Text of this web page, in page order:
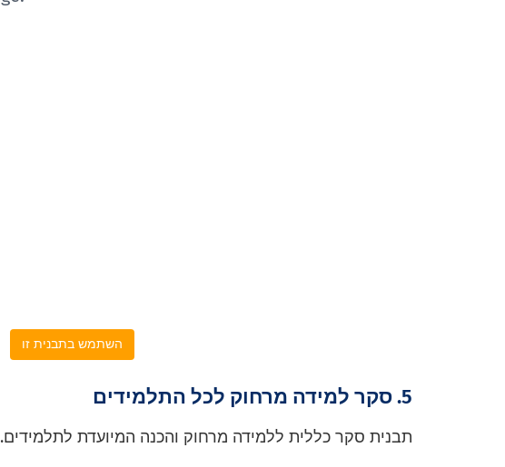
השתמש בתבנית זו
5. סקר למידה מרחוק לכל התלמידים
תבנית סקר כללית ללמידה מרחוק והכנה המיועדת לתלמידים.